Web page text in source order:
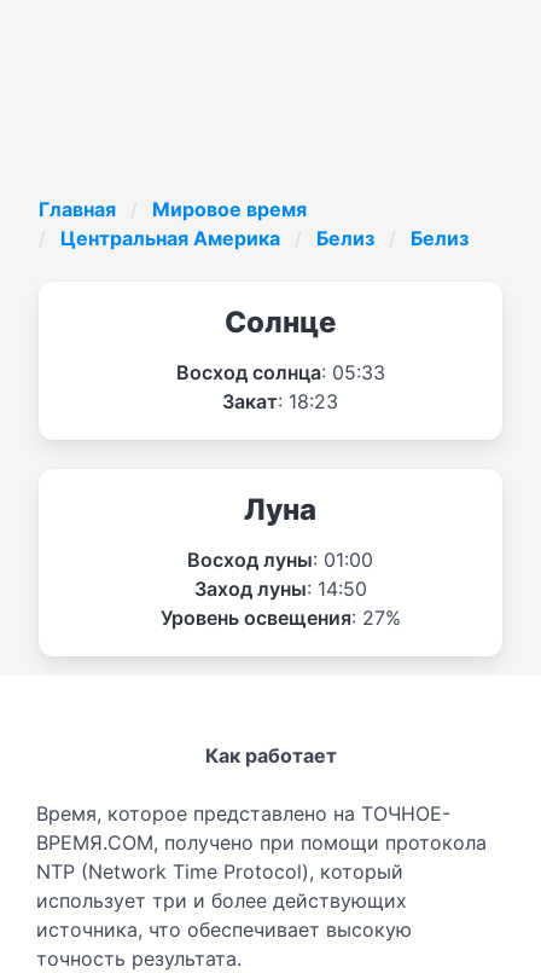
Главная
Мировое время
Центральная Америка
Белиз Белиз
Солнце
Восход солнца: 05:33
Закат: 18:23
Луна
Восход луны: 01:00
Заход луны: 14:50
Уровень освещения: 27%
Как работает
Время, которое представлено на ТОЧНОЕ-
ВРЕМЯ.COM, получено при помощи протокола
NTP (Network Time Protocol), который
использует три и более действующих
источника, что обеспечивает высокую
точность результата.